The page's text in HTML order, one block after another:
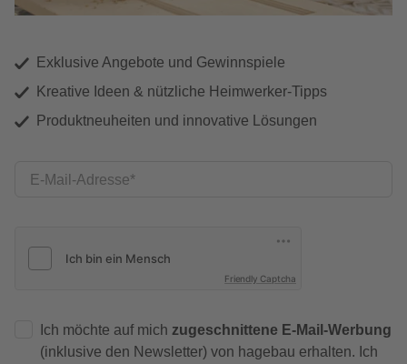
Exklusive Angebote und Gewinnspiele
Kreative Ideen & nützliche Heimwerker-Tipps
Produktneuheiten und innovative Lösungen
E-Mail-Adresse
Friendly Captcha
Ich möchte auf mich zugeschnittene E-Mail-Werbung
(inklusive den Newsletter) von hagebau erhalten. Ich